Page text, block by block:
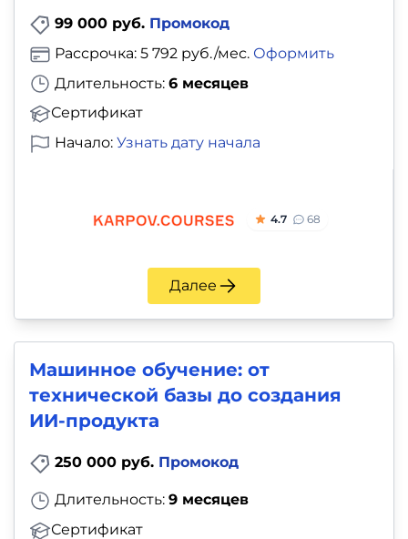
99 000 руб. Промокод
Длительность: 6 месяцев
Сертификат
Рассрочка: 5 792 руб./мес. Оформить
Начало: Узнать дату начала
4.7 68
Далее
Машинное обучение: от
технической базы до создания
ИИ-продукта
250 000 руб. Промокод
Длительность: 9 месяцев
Сертификат